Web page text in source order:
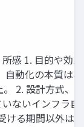
感 1. 目的や効
自動化の本質は
2. 設計方式、
ないインフラ自
ける期間以外は